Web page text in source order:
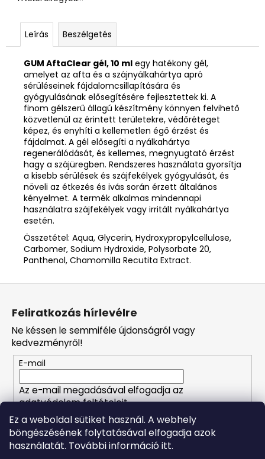
Ez a weboldal sütiket használ. A webhely
böngészésének folytatásával elfogadja azok
használatát. További információ itt.
Leírás Beszélgetés
GUM AftaClear gél, 10 ml egy hatékony gél,
amelyet az afta és a szájnyálkahártya apró
sérüléseinek fájdalomcsillapítására és
gyógyulásának elősegítésére fejlesztettek ki. A
finom gélszerű állagú készítmény könnyen felvihető
közvetlenül az érintett területekre, védőréteget
képez, és enyhíti a kellemetlen égő érzést és
fájdalmat. A gél elősegíti a nyálkahártya
regenerálódását, és kellemes, megnyugtató érzést
hagy a szájüregben. Rendszeres használata gyorsítja
a kisebb sérülések és szájfekélyek gyógyulását, és
növeli az étkezés és ivás során érzett általános
kényelmet. A termék alkalmas mindennapi
használatra szájfekélyek vagy irritált nyálkahártya
esetén.
Összetétel: Aqua, Glycerin, Hydroxypropylcellulose,
Carbomer, Sodium Hydroxide, Polysorbate 20,
Panthenol, Chamomilla Recutita Extract.
L
Feliratkozás hírlevélre
Ne késsen le semmiféle újdonságról vagy
kedvezményről!
E-mail
Az e-mail megadásával elfogadja az
adatvédelem feltételeit.
FELIRATKOZÁS